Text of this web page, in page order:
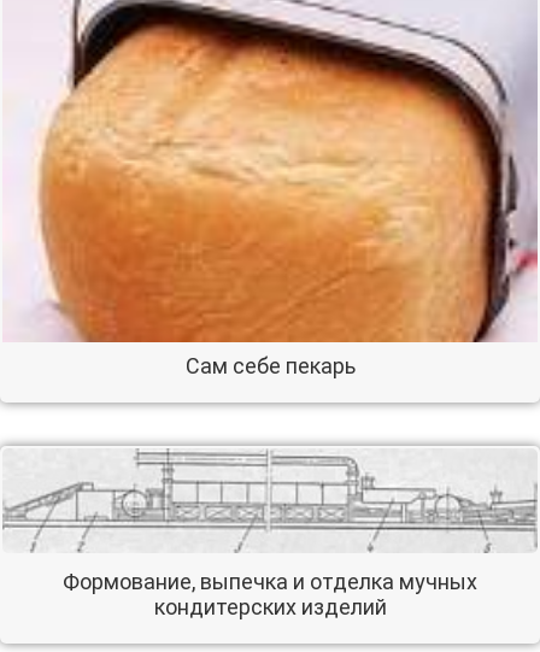
Сам себе пекарь
Формование, выпечка и отделка мучных
кондитерских изделий